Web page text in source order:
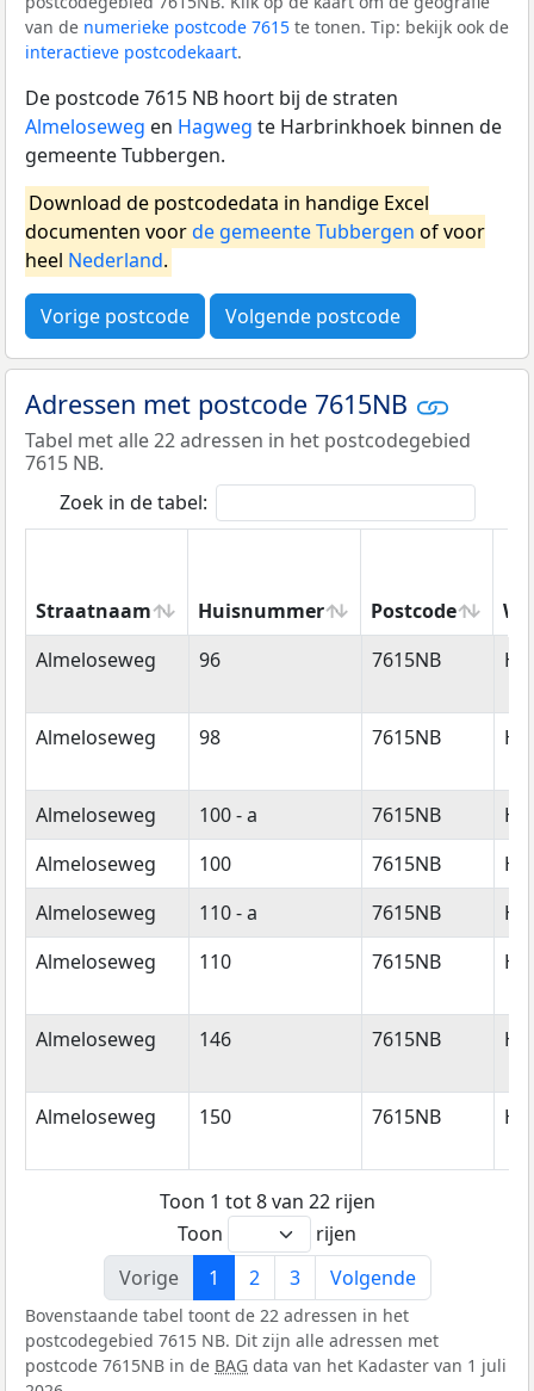
van de numerieke postcode 7615 te tonen. Tip: bekijk ook de
interactieve postcodekaart.
De postcode 7615 NB hoort bij de straten
Almeloseweg en Hagweg te Harbrinkhoek binnen de
gemeente Tubbergen.
Download de postcodedata in handige Excel
documenten voorde gemeente Tubbergen of voor
heel Nederland.
Vorige postcode Volgende postcode
Adressen met postcode 7615NB
Tabel met alle 22 adressen in het postcodegebied
7615 NB.
Zoek in de tabel:
Straatnaam Huisnummer Postcode
Straatnaam
Huisnummer Postcode
Almeloseweg 96 7615NB
Almeloseweg 98 7615NB
Almeloseweg 100 - a 7615NB
Almeloseweg
100 7615NB
Almeloseweg
110 - a 7615NB
Almeloseweg
110 7615NB
Almeloseweg 146 7615NB
Almeloseweg 150 7615NB
Toon 1 tot 8 van 22 rijen
Toon
rijen
Vorige
1 2 3 Volgende
Bovenstaande tabel toont de 22 adressen in het
postcodegebied 7615 NB. Dit zijn alle adressen met
postcode 7615NB in de BAG data van het Kadaster van 1 juli